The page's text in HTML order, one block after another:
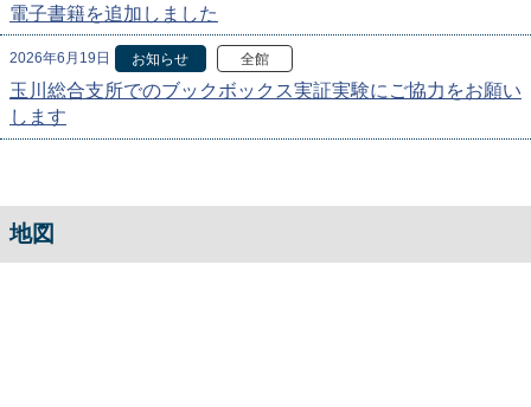
電子書籍を追加しました
2026年6月19日 お知らせ 全館
玉川総合支所でのブックボックス実証実験にご協力をお願い
します
地図